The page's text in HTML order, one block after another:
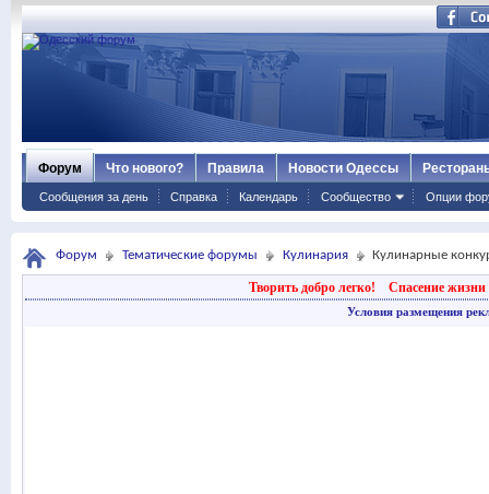
Форум
Сообщения за день Справка Календарь Сообщество Опции
Что нового? Правила Новости Одессы
Форум Тематические форумы Кулинария Кулинарные
Творить добро легко! Спасение жизни
Условия размещения